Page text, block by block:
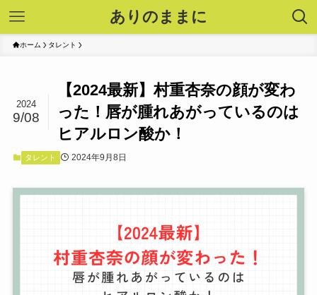
ありのままに
ホーム タレント
【2024最新】村重杏奈の顔が変わ
った！唇が腫れあがっているのは
ヒアルロン酸か！
2024
9/08
タレント 2024年9月8日